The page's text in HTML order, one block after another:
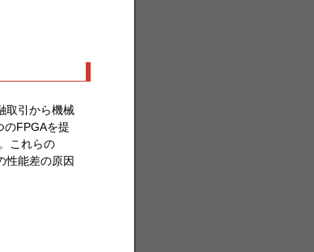
取引から機械
のFPGAを提
これらの
性能差の原因